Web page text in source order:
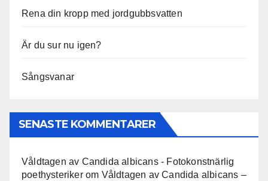
Rena din kropp med jordgubbsvatten
Är du sur nu igen?
Sångsvanar
SENASTE KOMMENTARER
Våldtagen av Candida albicans - Fotokonstnärlig
poethysterikerom Våldtagen av Candida albicans –